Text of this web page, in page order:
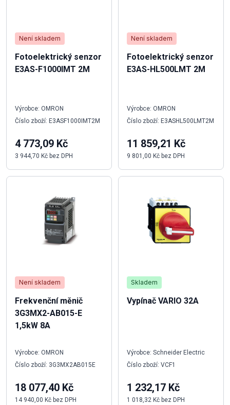
Není skladem
Fotoelektrický senzor
E3AS-F1000IMT 2M
Výrobce: OMRON
Číslo zboží: E3ASF1000IMT2M
4 773,09 Kč
3 944,70 Kč bez DPH
Není skladem
Frekvenční měnič
3G3MX2-AB015-E
1,5kW 8A
Výrobce: OMRON
Číslo zboží: 3G3MX2AB015E
18 077,40 Kč
14 940,00 Kč bez DPH
Není skladem
Fotoelektrický senzor
E3AS-HL500LMT 2M
Výrobce: OMRON
Číslo zboží: E3ASHL500LMT2M
11 859,21 Kč
9 801,00 Kč bez DPH
Skladem
Vypínač VARIO 32A
Výrobce: Schneider Electric
Číslo zboží: VCF1
1 232,17 Kč
1 018,32 Kč bez DPH